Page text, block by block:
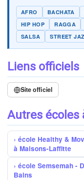
AFRO BACHATA
HIP HOP
RAGGA
SALSA
STREET
Liens officiels
Site officiel
Autres écoles
école Healthy &
à Maisons-Laffitte
école Semsemah -
Bains